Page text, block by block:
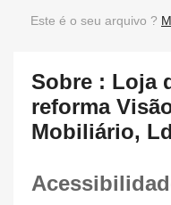
Este é o seu arquivo ?
Sobre : Loja
reforma
Mobiliário,